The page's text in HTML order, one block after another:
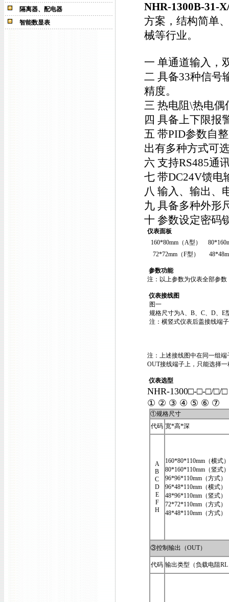
隔离器、配电器
智能数显表
NHR-1300B-31-
方案，结构简单
械等行业。
一 单通道输入，
二 具备33种信号
精度。
三 热电阻\热电
四 具备上下限报
五 带PID参数自
出有多种方式可
六 支持RS485通
七 带DC24V馈电
八 输入、输出、
九 具备多种外形
十 参数设定密码
仪表面板
160*80mm（A型）
72*72mm（F型）
参数功能
注：以上参数为仪表全部参
仪表接线图
图一
规格尺寸为A、B、C、D、E
注：横竖式仪表后盖接线端
注：上述接线图中在同一组
OUT接线端子上，只能选择
仪表选型
NHR-1300□-□-□/□/
① ② ③ ④ ⑤ ⑥ ⑦
①规格尺寸
代码 宽*高*深
A
B
C
D
E
F
H
160*80*110mm（横式）
80*160*110mm（竖式）
96*96*110mm（方式）
96*48*110mm（横式）
48*96*110mm（竖式）
72*72*110mm（方式）
48*48*110mm（方式）
③控制输出（OUT）
代码 输出类型（负载电阻RL